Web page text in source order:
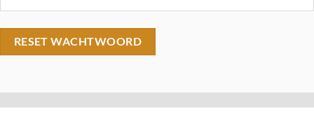
RESET WACHTWOORD